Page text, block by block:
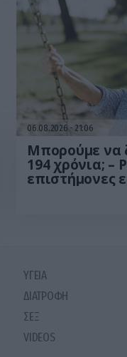
06.08.2026 21:06
Μπορούμε να
194 χρόνια; –
επιστήμονες
ΥΓΕΙΑ
ΔΙΑΤΡΟΦΗ
ΣΕΞ
VIDEOS